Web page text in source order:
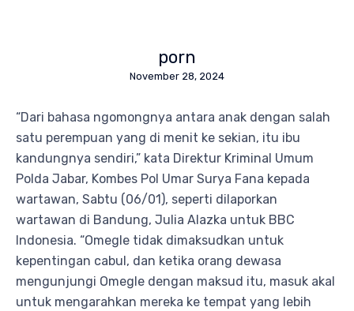
porn
November 28, 2024
“Dari bahasa ngomongnya antara anak dengan salah
satu perempuan yang di menit ke sekian, itu ibu
kandungnya sendiri,” kata Direktur Kriminal Umum
Polda Jabar, Kombes Pol Umar Surya Fana kepada
wartawan, Sabtu (06/01), seperti dilaporkan
wartawan di Bandung, Julia Alazka untuk BBC
Indonesia. “Omegle tidak dimaksudkan untuk
kepentingan cabul, dan ketika orang dewasa
mengunjungi Omegle dengan maksud itu, masuk akal
untuk mengarahkan mereka ke tempat yang lebih